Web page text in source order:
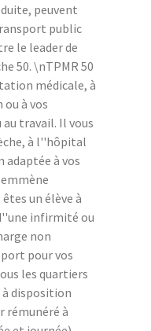
peuvent
public
le leader de
50. \nTPMR 50
médicale, à
à vos
travail. Il vous
à l''hôpital
à vos
un élève à
infirmité ou
non
pour vos
les quartiers
à disposition
rémunéré à